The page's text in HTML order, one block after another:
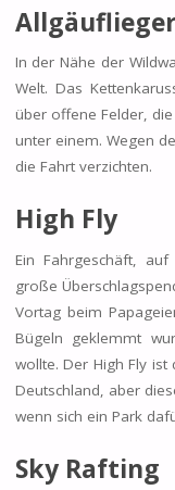
In der Nähe der
Welt. Das
über offene Felder,
unter einem. Wegen
die Fahrt verzichten.
High Fly
Ein Fahrgeschäft,
große
Vortag beim
Bügeln geklemmt
wollte. Der High Fly
Deutschland, aber
wenn sich ein Park
Sky Rafting